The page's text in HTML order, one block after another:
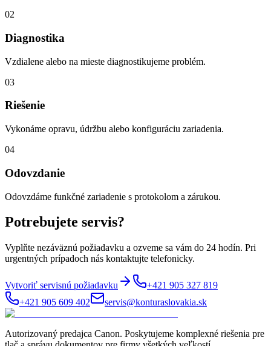
02
Diagnostika
Vzdialene alebo na mieste diagnostikujeme problém.
03
Riešenie
Vykonáme opravu, údržbu alebo konfiguráciu zariadenia.
04
Odovzdanie
Odovzdáme funkčné zariadenie s protokolom a zárukou.
Potrebujete servis?
Vyplňte nezáväznú požiadavku a ozveme sa vám do 24 hodín. Pri
urgentných prípadoch nás kontaktujte telefonicky.
Vytvoriť servisnú požiadavku
+421 905 327 819
+421 905 609 402
servis@konturaslovakia.sk
Autorizovaný predajca Canon. Poskytujeme komplexné riešenia pre